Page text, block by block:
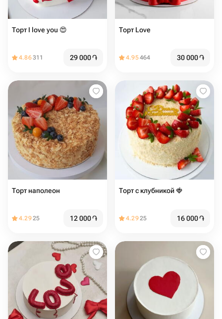
Торт I love you 😍
4.86311 29 000֏
Торт Love ️
4.95464 30 000֏
Торт наполеон
4.2925 12 000֏
Торт с клубникой 🍓
4.2925 16 000֏